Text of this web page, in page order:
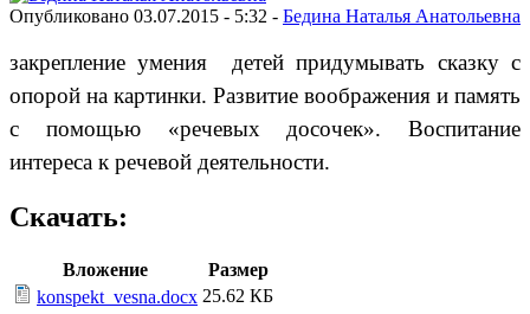
Опубликовано 03.07.2015 - 5:32 - Бедина Наталья Анатольевна
закрепление умения детей придумывать сказку с
опорой на картинки. Развитие воображения и память
с помощью «речевых досочек». Воспитание
интереса к речевой деятельности.
Скачать:
Вложение
Размер
konspekt_vesna.docx 25.62 КБ